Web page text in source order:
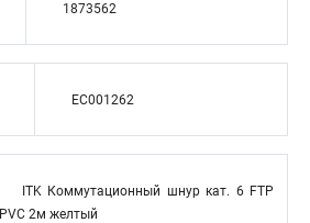
1873562
EC001262
ITK Коммутационный шнур кат. 6 FTP
PVC 2м желтый